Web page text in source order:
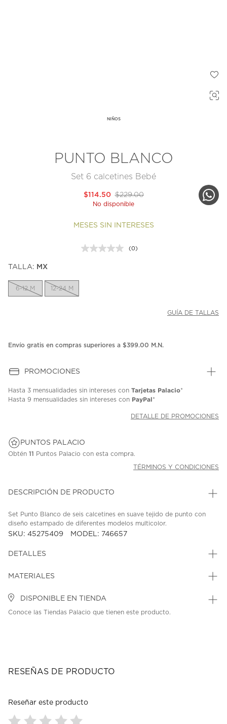
NIÑOS
PUNTO BLANCO
Set 6 calcetines Bebé
$229.00
$114.50
No disponible
MESES SIN INTERESES
Sin
(0)
TALLA: MX
6-12 M 12-24 M
GUÍA DE TALLAS
Envío gratis en compras superiores a $399.00 M.N.
PROMOCIONES
Hasta 3 mensualidades sin intereses con Tarjetas Palacio*
Hasta 9 mensualidades sin intereses con PayPal*
DETALLE DE PROMOCIONES
PUNTOS PALACIO
Obtén 11 Puntos Palacio con esta compra.
TÉRMINOS Y CONDICIONES
DESCRIPCIÓN DE PRODUCTO
Set Punto Blanco de seis calcetines en suave tejido de punto con
diseño estampado de diferentes modelos multicolor.
SKU: 45275409 MODEL: 746657
DETALLES
MATERIALES
DISPONIBLE EN TIENDA
Conoce las Tiendas Palacio que tienen este producto.
RESEÑAS DE PRODUCTO
Reseñar este producto